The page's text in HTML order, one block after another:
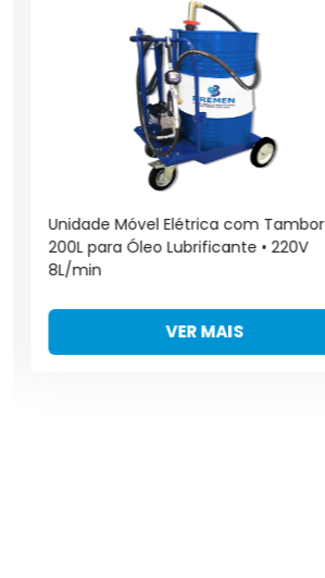
Unidade Móvel Elétrica com Tambor
200L para Óleo Lubrificante • 220V
8L/min
VER MAIS